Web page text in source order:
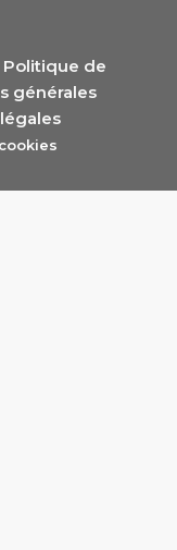
Politique de
générales